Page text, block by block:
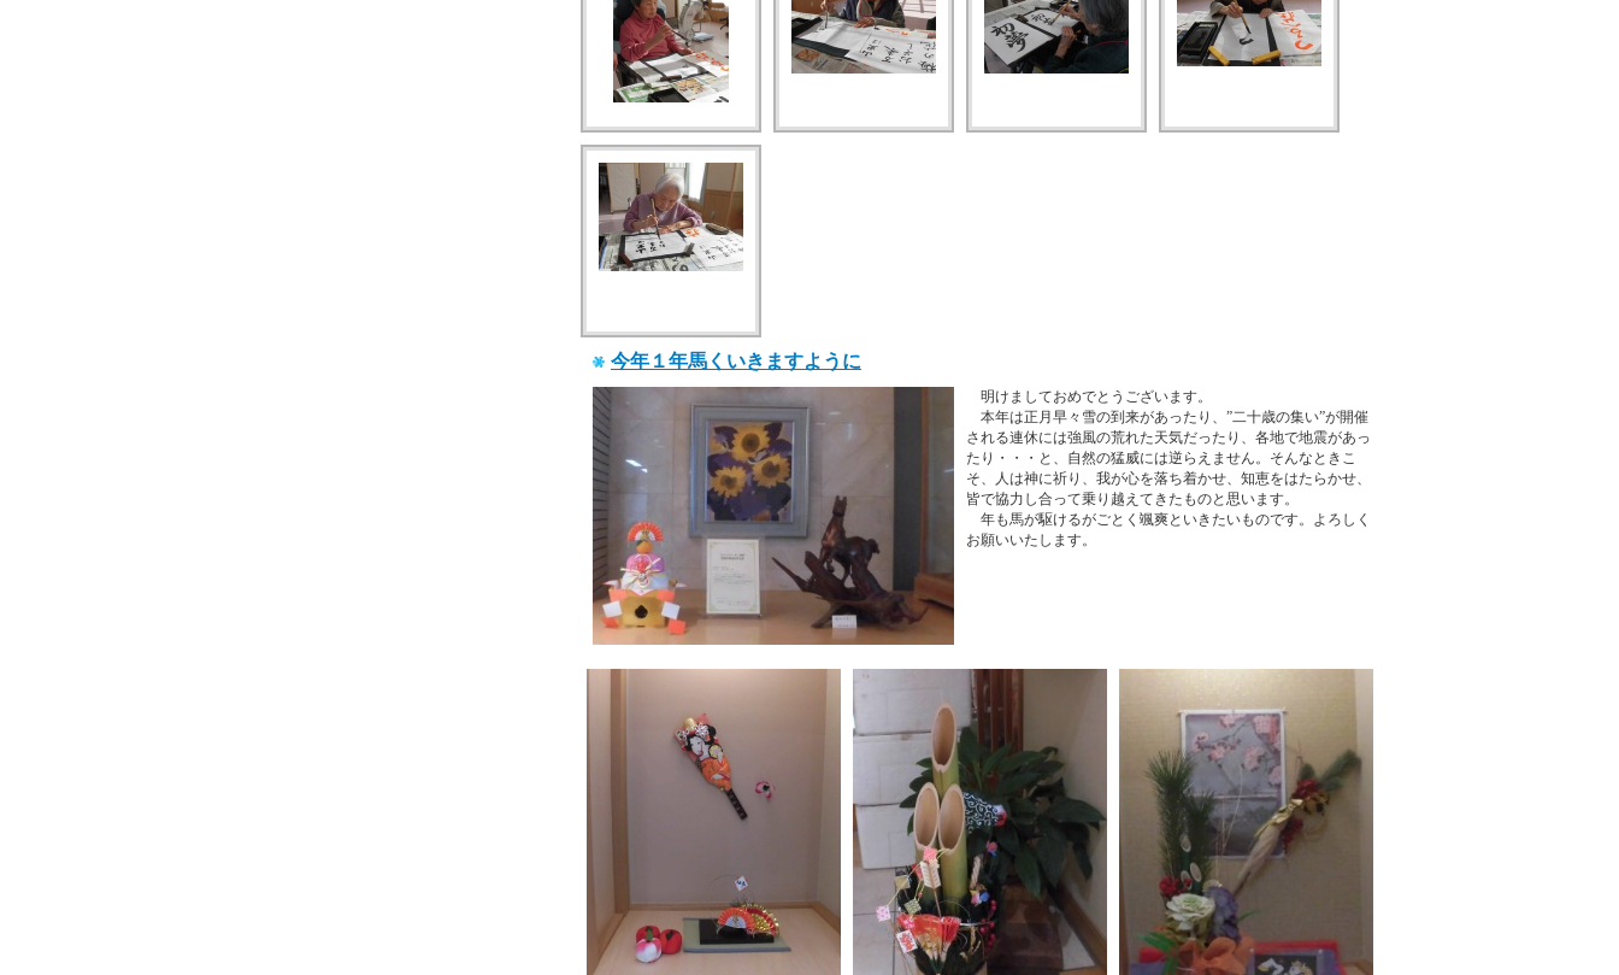
今年１年馬くいきますように
明けましておめでとうございます。
本年は正月早々雪の到来があったり、”二十歳の集い”が開催
される連休には強風の荒れた天気だったり、各地で地震があっ
たり・・・と、自然の猛威には逆らえません。そんなときこ
そ、人は神に祈り、我が心を落ち着かせ、知恵をはたらかせ、
皆で協力し合って乗り越えてきたものと思います。
年も馬が駆けるがごとく颯爽といきたいものです。よろしく
お願いいたします。